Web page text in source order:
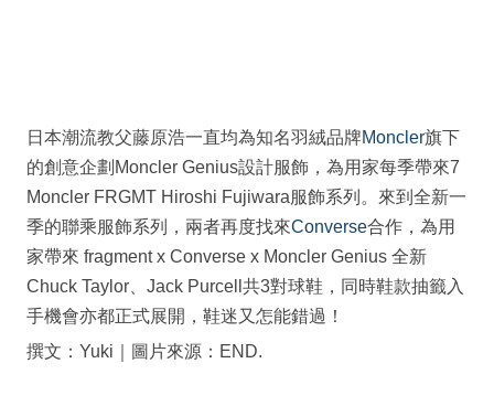
日本潮流教父藤原浩一直均為知名羽絨品牌Moncler旗下
的創意企劃Moncler Genius設計服飾，為用家每季帶來7
Moncler FRGMT Hiroshi Fujiwara服飾系列。來到全新一
季的聯乘服飾系列，兩者再度找來Converse合作，為用
家帶來 fragment x Converse x Moncler Genius 全新
Chuck Taylor、Jack Purcell共3對球鞋，同時鞋款抽籤入
手機會亦都正式展開，鞋迷又怎能錯過！
撰文：Yuki｜圖片來源：END.